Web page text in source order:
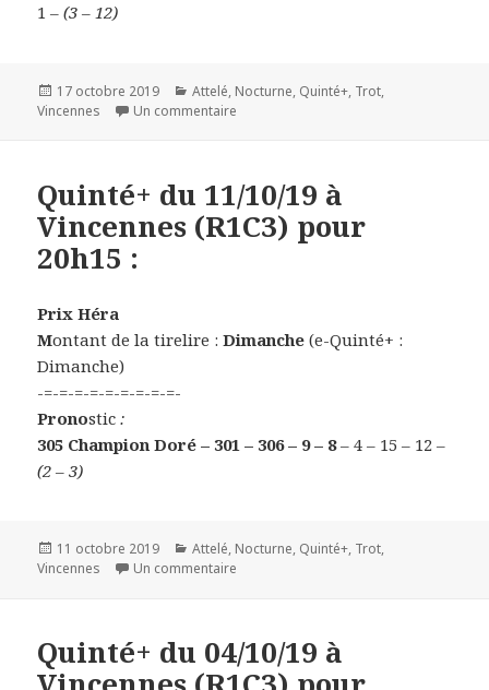
1 – (3 – 12)
Publié
le
17 octobre 2019 Catégories
Attelé, Nocturne, Quinté+, Trot,
Vincennes
Un commentaire
Quinté+ du 11/10/19 à
Vincennes (R1C3) pour
20h15 :
Prix Héra
Montant de la tirelire :Dimanche (e-Quinté+ :
Dimanche)
-=-=-=-=-=-=-=-=-=-
Pronostic:
305 Champion Doré – 301 – 306 – 9 – 8– 4 – 15 – 12 –
(2 – 3)
Publié
le
11 octobre 2019 Catégories
Attelé, Nocturne, Quinté+, Trot,
Vincennes
Un commentaire
Quinté+ du 04/10/19 à